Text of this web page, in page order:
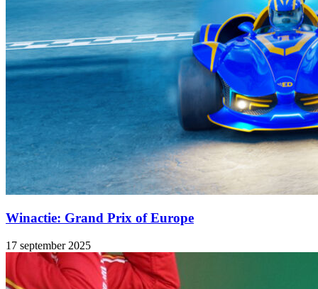
Winactie: Grand Prix of Europe
17 september 2025